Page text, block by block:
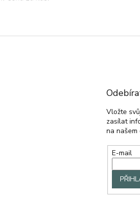
Vložte
zasílat
na našem
E-mail